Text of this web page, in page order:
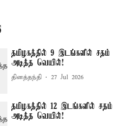
தமிழகத்தில் 9 இடங்களில் சதம்
அடித்த வெயில்!
தினத்தந்தி 27 Jul 2026
தமிழகத்தில் 12 இடங்களில் சதம்
அடித்த வெயில்!